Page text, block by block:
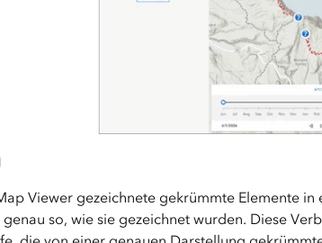
Viewer gezeichnete gekrümmte Elemente
so, wie sie gezeichnet wurden. Diese